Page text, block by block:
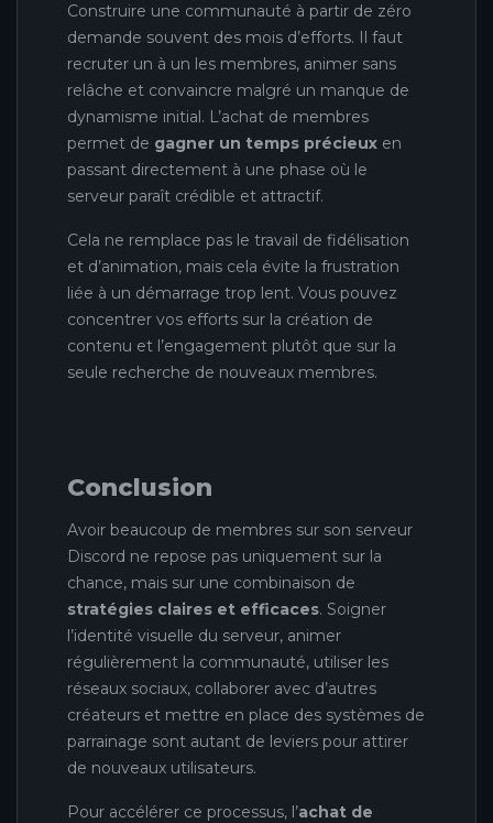
Construire une communauté à partir de zéro
demande souvent des mois d’efforts. Il faut
recruter un à un les membres, animer sans
relâche et convaincre malgré un manque de
dynamisme initial. L’achat de membres
permet de gagner un temps précieux en
passant directement à une phase où le
serveur paraît crédible et attractif.
Cela ne remplace pas le travail de fidélisation
et d’animation, mais cela évite la frustration
liée à un démarrage trop lent. Vous pouvez
concentrer vos efforts sur la création de
contenu et l’engagement plutôt que sur la
seule recherche de nouveaux membres.
Conclusion
Avoir beaucoup de membres sur son serveur
Discord ne repose pas uniquement sur la
chance, mais sur une combinaison de
stratégies claires et efficaces. Soigner
l’identité visuelle du serveur, animer
régulièrement la communauté, utiliser les
réseaux sociaux, collaborer avec d’autres
créateurs et mettre en place des systèmes de
parrainage sont autant de leviers pour attirer
de nouveaux utilisateurs.
Pour accélérer ce processus, l’achat de